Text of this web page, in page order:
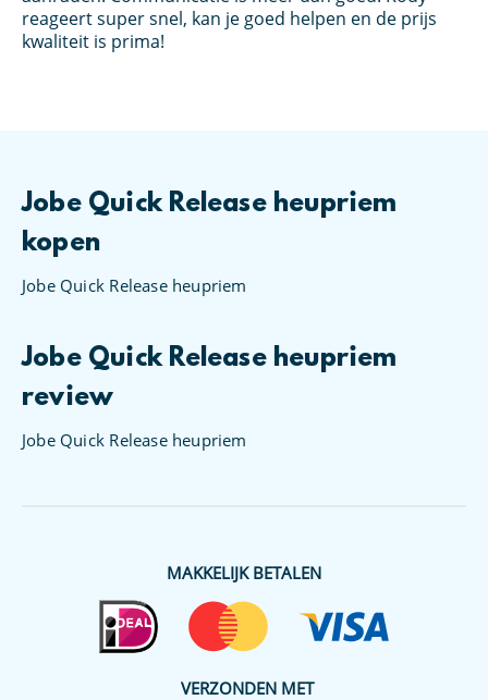
reageert super snel, kan je goed helpen en de prijs
kwaliteit is prima!
Jobe Quick Release heupriem
kopen
Jobe Quick Release heupriem
Jobe Quick Release heupriem
review
Jobe Quick Release heupriem
MAKKELIJK BETALEN
VERZONDEN MET